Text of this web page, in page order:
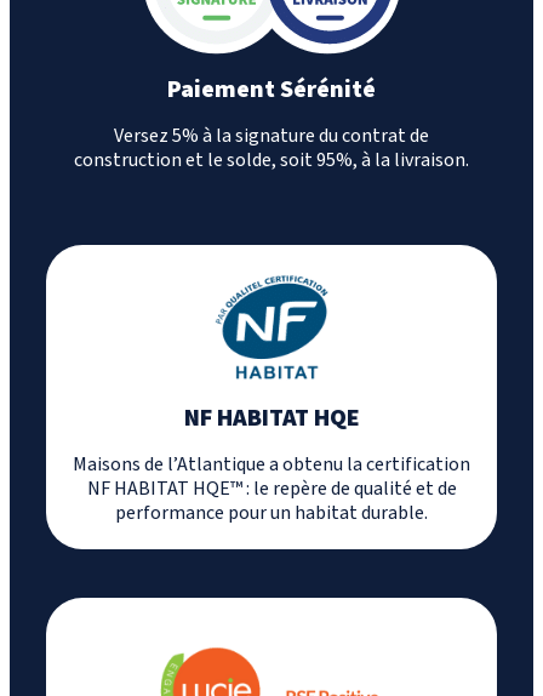
Paiement Sérénité
Versez 5% à la signature du contrat de
construction et le solde, soit 95%, à la livraison.
NF HABITAT HQE
Maisons de l’Atlantique a obtenu la certification
NF HABITAT HQE™ : le repère de qualité et de
performance pour un habitat durable.